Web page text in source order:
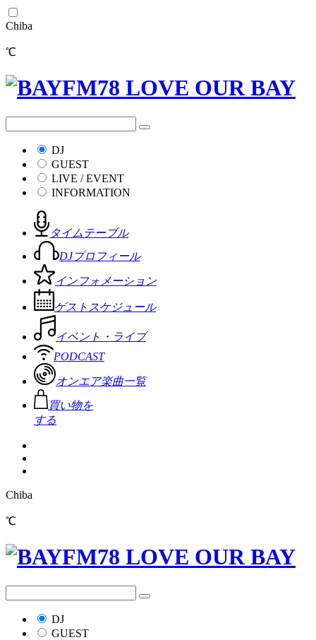
Chiba
℃
DJ
GUEST
LIVE / EVENT
INFORMATION
タイムテーブル
DJプロフィール
インフォメーション
ゲストスケジュール
イベント・ライブ
PODCAST
オンエア楽曲一覧
買い物を
する
Chiba
℃
DJ
GUEST